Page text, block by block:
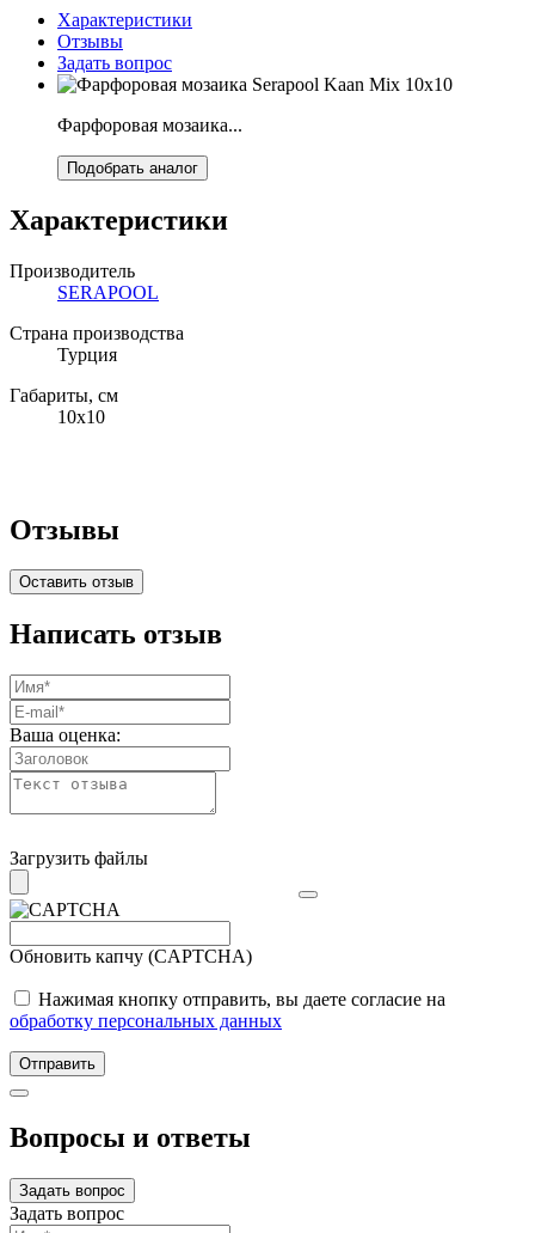
Характеристики
Отзывы
Задать вопрос
Фарфоровая мозаика...
Подобрать аналог
Характеристики
Производитель
SERAPOOL
Страна производства
Турция
Габариты, см
10x10
Отзывы
Оставить отзыв
Написать отзыв
Ваша оценка:
Загрузить файлы
Обновить капчу (CAPTCHA)
Нажимая кнопку отправить, вы даете согласие на
обработку персональных данных
Отправить
Вопросы и ответы
Задать вопрос
Задать вопрос